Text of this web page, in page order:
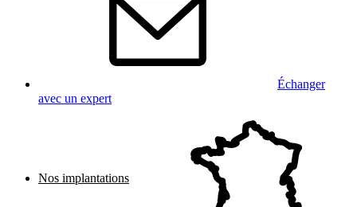
Échanger
avec un expert
Nos implantations